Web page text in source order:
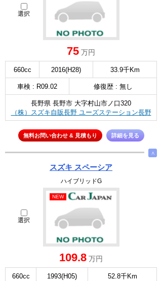
選択
75 万円
660cc 2016(H28) 33.9千Km
車検 : R09.02 修復歴 : 無し
長野県 長野市 大字村山市ノ口320
（株）スズキ自販長野 ユーズステーション長野
無料お問い合わせ & 見積もり 詳細を見る
∧
スズキ スペーシア
ハイブリッドG
選択
NEW
109.8 万円
660cc 1993(H05) 52.8千Km